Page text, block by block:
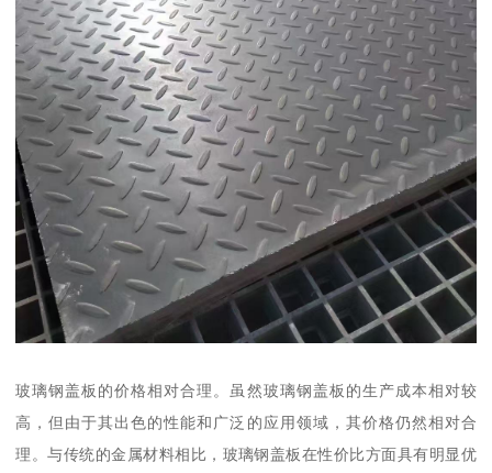
玻璃钢盖板的价格相对合理。虽然玻璃钢盖板的生产成本相对较
高，但由于其出色的性能和广泛的应用领域，其价格仍然相对合
理。与传统的金属材料相比，玻璃钢盖板在性价比方面具有明显优